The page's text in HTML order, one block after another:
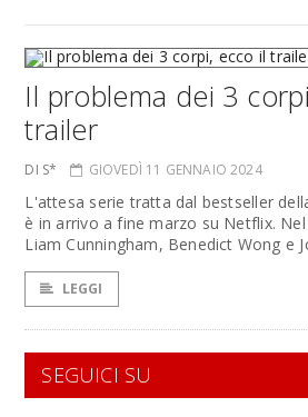
Il problema dei 3
trailer
DI S* GIOVEDÌ 11 GENNAIO 2024
L'attesa serie tratta dal bestseller
è in arrivo a fine marzo su Netflix.
Liam Cunningham, Benedict Wong e
LEGGI
SEGUICI SU